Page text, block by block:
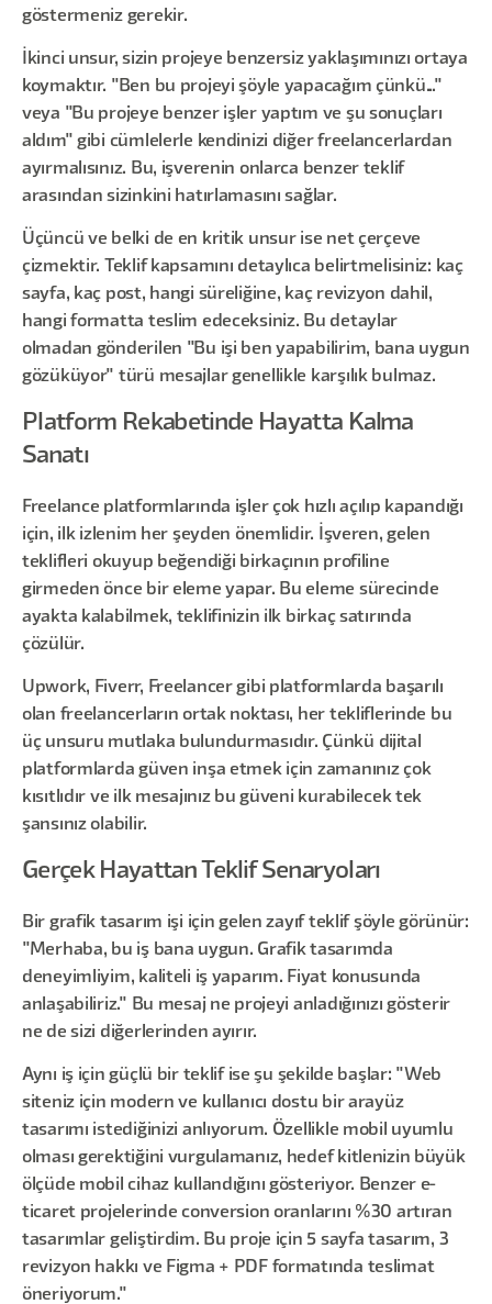
göstermeniz gerekir.
İkinci unsur, sizin projeye benzersiz yaklaşımınızı ortaya
koymaktır. "Ben bu projeyi şöyle yapacağım çünkü..."
veya "Bu projeye benzer işler yaptım ve şu sonuçları
aldım" gibi cümlelerle kendinizi diğer freelancerlardan
ayırmalısınız. Bu, işverenin onlarca benzer teklif
arasından sizinkini hatırlamasını sağlar.
Üçüncü ve belki de en kritik unsur ise net çerçeve
çizmektir. Teklif kapsamını detaylıca belirtmelisiniz: kaç
sayfa, kaç post, hangi süreliğine, kaç revizyon dahil,
hangi formatta teslim edeceksiniz. Bu detaylar
olmadan gönderilen "Bu işi ben yapabilirim, bana uygun
gözüküyor" türü mesajlar genellikle karşılık bulmaz.
Platform Rekabetinde Hayatta Kalma
Sanatı
Freelance platformlarında işler çok hızlı açılıp kapandığı
için, ilk izlenim her şeyden önemlidir. İşveren, gelen
teklifleri okuyup beğendiği birkaçının profiline
girmeden önce bir eleme yapar. Bu eleme sürecinde
ayakta kalabilmek, teklifinizin ilk birkaç satırında
çözülür.
Upwork, Fiverr, Freelancer gibi platformlarda başarılı
olan freelancerların ortak noktası, her tekliflerinde bu
üç unsuru mutlaka bulundurmasıdır. Çünkü dijital
platformlarda güven inşa etmek için zamanınız çok
kısıtlıdır ve ilk mesajınız bu güveni kurabilecek tek
şansınız olabilir.
Gerçek Hayattan Teklif Senaryoları
Bir grafik tasarım işi için gelen zayıf teklif şöyle görünür:
"Merhaba, bu iş bana uygun. Grafik tasarımda
deneyimliyim, kaliteli iş yaparım. Fiyat konusunda
anlaşabiliriz." Bu mesaj ne projeyi anladığınızı gösterir
ne de sizi diğerlerinden ayırır.
Aynı iş için güçlü bir teklif ise şu şekilde başlar: "Web
siteniz için modern ve kullanıcı dostu bir arayüz
tasarımı istediğinizi anlıyorum. Özellikle mobil uyumlu
olması gerektiğini vurgulamanız, hedef kitlenizin büyük
ölçüde mobil cihaz kullandığını gösteriyor. Benzer e-
ticaret projelerinde conversion oranlarını %30 artıran
tasarımlar geliştirdim. Bu proje için 5 sayfa tasarım, 3
revizyon hakkı ve Figma + PDF formatında teslimat
öneriyorum."